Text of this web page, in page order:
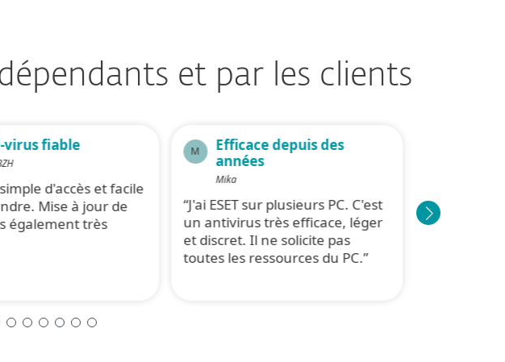
et par les clients
virus fiable
d'accès et facile
Mise à jour de
également très
M
Efficace depuis des
années
Mika
J'ai ESET sur plusieurs PC. C'est
un antivirus très efficace, léger
et discret. Il ne solicite pas
toutes les ressources du PC.
produits,